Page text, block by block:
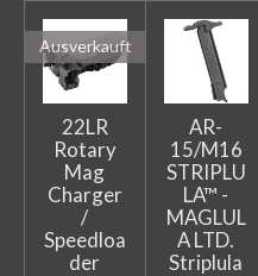
Ausverkauft
22LR
Rotary
Mag
Charger
/
Speedloa
der
AR-
15/M16
STRIPLU
LA™ -
MAGLUL
A LTD.
Striplula